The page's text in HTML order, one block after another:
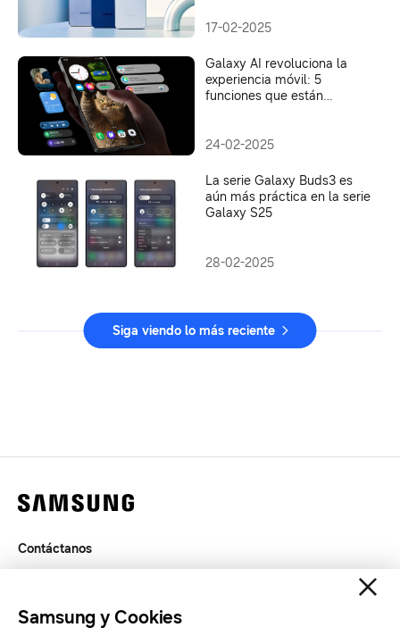
17-02-2025
Galaxy AI revoluciona la
experiencia móvil: 5
funciones que están
24-02-2025
La serie Galaxy Buds3 es
aún más práctica en la serie
Galaxy S25
28-02-2025
Siga viendo lo más reciente
Contáctanos
SAMSUNG.COM
Samsung y Cookies